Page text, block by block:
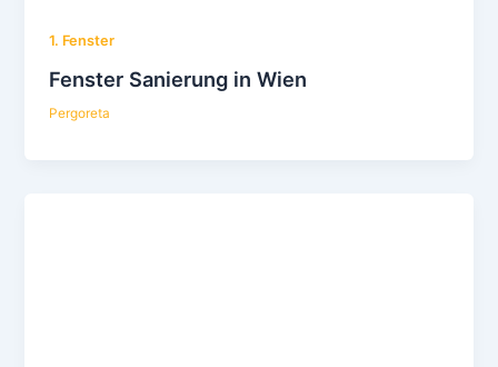
1. Fenster
Fenster Sanierung in Wien
Pergoreta